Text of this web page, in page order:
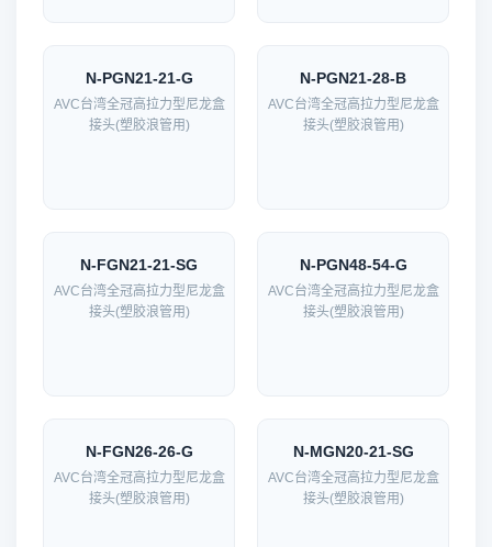
N-PGN21-21-G
AVC台湾全冠高拉力型尼龙盒
接头(塑胶浪管用)
N-PGN21-28-B
AVC台湾全冠高拉力型尼龙盒
接头(塑胶浪管用)
N-FGN21-21-SG
AVC台湾全冠高拉力型尼龙盒
接头(塑胶浪管用)
N-PGN48-54-G
AVC台湾全冠高拉力型尼龙盒
接头(塑胶浪管用)
N-FGN26-26-G
AVC台湾全冠高拉力型尼龙盒
接头(塑胶浪管用)
N-MGN20-21-SG
AVC台湾全冠高拉力型尼龙盒
接头(塑胶浪管用)